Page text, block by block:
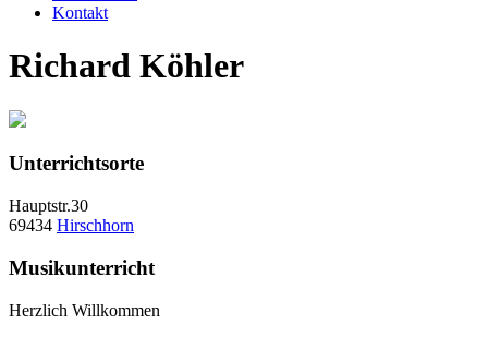
Kontakt
Richard Köhler
Unterrichtsorte
Hauptstr.30
69434 Hirschhorn
Musikunterricht
Herzlich Willkommen